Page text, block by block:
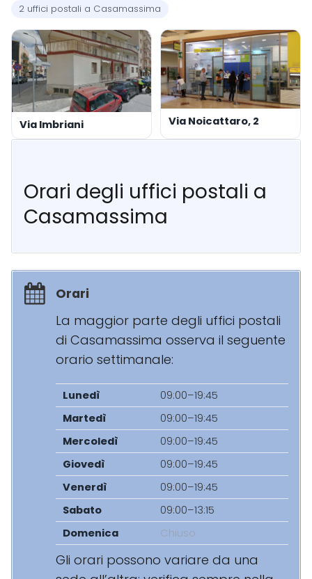
2 uffici postali a Casamassima
Via Imbriani Via Noicattaro, 2
Orari degli uffici postali a
Casamassima
Orari
La maggior parte degli uffici postali
di Casamassima osserva il seguente
orario settimanale:
Lunedì
09:00–19:45
Martedì
09:00–19:45
Mercoledì
09:00–19:45
Giovedì
09:00–19:45
Venerdì
09:00–19:45
Sabato
09:00–13:15
Domenica
Chiuso
Gli orari possono variare da una